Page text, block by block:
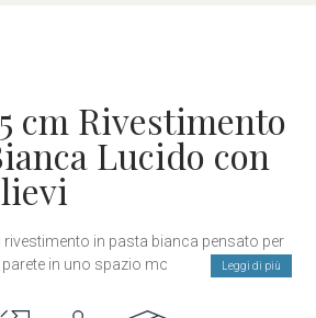
cm Rivestimento
Lucido con
rivestimento in pasta bianca pensato per
in uno spazio moderno e ricco di
per cucine, bagni, corridoi o progetti
Leggi di più